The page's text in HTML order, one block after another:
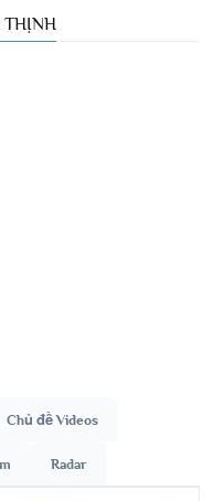
THỊNH
Chủ đề Videos
Radar